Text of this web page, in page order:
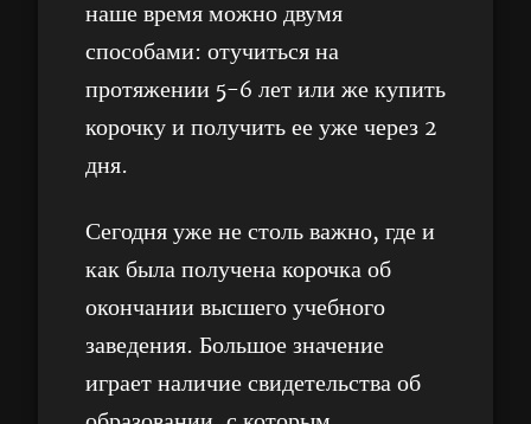
наше время можно двумя
способами: отучиться на
протяжении 5-6 лет или же купить
корочку и получить ее уже через 2
дня.
Сегодня уже не столь важно, где и
как была получена корочка об
окончании высшего учебного
заведения. Большое значение
играет наличие свидетельства об